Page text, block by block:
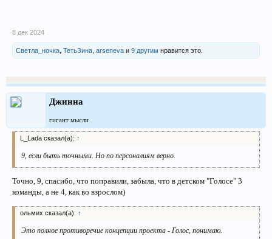
8 дек 2024
Светла_ночка ТетьЗина arseneva и 9 другим нравится это.
Джинна
гигант мысли
L_Lada сказал(а): ↑
9, если быть точными. Но по персоналиям верно.
Точно, 9, спасибо, что поправили, забыла, что в детском "Голосе" 3
команды, а не 4, как во взрослом)
ольмих сказал(а): ↑
Это полное противоречие концепции проекта - Голос, понимаю.